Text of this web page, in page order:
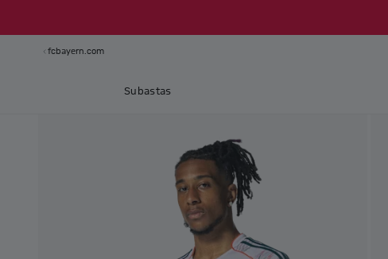
fcbayern.com
Subastas